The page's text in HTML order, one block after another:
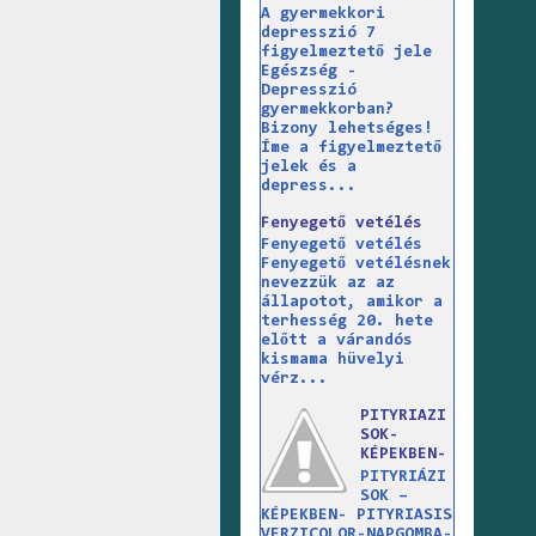
A gyermekkori
depresszió 7
figyelmeztető jele
Egészség -
Depresszió
gyermekkorban?
Bizony lehetséges!
Íme a figyelmeztető
jelek és a
depress...
Fenyegető vetélés
Fenyegető vetélés
Fenyegető vetélésnek
nevezzük az az
állapotot, amikor a
terhesség 20. hete
előtt a várandós
kismama hüvelyi
vérz...
PITYRIAZI
SOK-
KÉPEKBEN-
PITYRIÁZI
SOK –
KÉPEKBEN- PITYRIASIS